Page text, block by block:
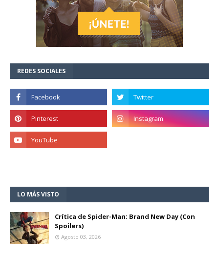
REDES SOCIALES
LO MÁS VISTO
Crítica de Spider-Man: Brand New Day (Con
Spoilers)
Agosto 03, 2026